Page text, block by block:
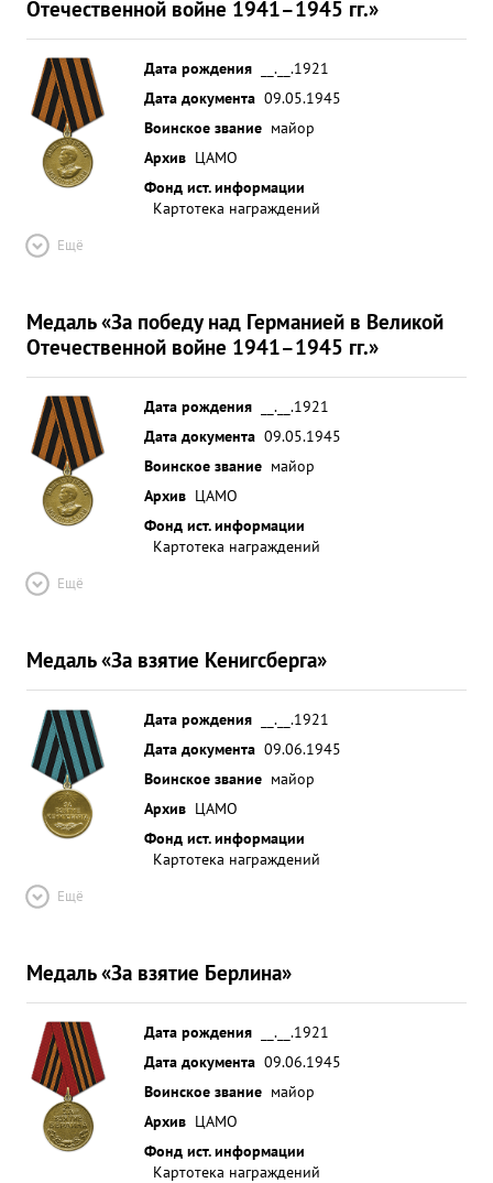
карабинов ...»
Отечественной войне 1941–1945 гг.»
Дата рождения
__.__.1921
Дата документа 09.05.1945
Воинское звание майор
Архив ЦАМО
Фонд ист. информации
Картотека награждений
Ещё
Медаль «За победу над Германией в Великой
Отечественной войне 1941–1945 гг.»
Дата рождения
__.__.1921
Дата документа 09.05.1945
Воинское звание майор
Архив ЦАМО
Фонд ист. информации
Картотека награждений
Ещё
Медаль «За взятие Кенигсберга»
Дата рождения
__.__.1921
Дата документа 09.06.1945
Воинское звание майор
Архив ЦАМО
Фонд ист. информации
Картотека награждений
Ещё
Медаль «За взятие Берлина»
Дата рождения
__.__.1921
Дата документа 09.06.1945
Воинское звание майор
Архив ЦАМО
Фонд ист. информации
Картотека награждений